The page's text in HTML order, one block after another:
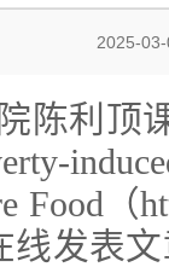
2025-
陈利顶
Food（
线发表